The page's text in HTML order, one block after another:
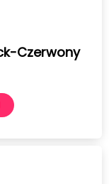
Czerwony